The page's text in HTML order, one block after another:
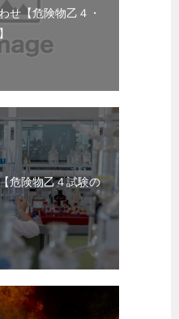
せ【危険物乙４・
危険物乙４試験の